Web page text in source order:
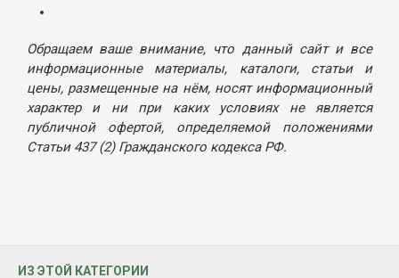
Обращаем ваше внимание, что данный сайт и все
информационные материалы, каталоги, статьи и
цены, размещенные на нём, носят информационный
характер и ни при каких условиях не является
публичной офертой, определяемой положениями
Статьи 437 (2) Гражданского кодекса РФ.
ИЗ ЭТОЙ КАТЕГОРИИ